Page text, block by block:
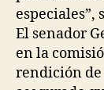
especiales”,
El senador
en la
rendición de